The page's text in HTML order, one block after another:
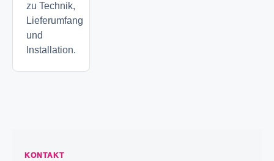
zu Technik,
Lieferumfang
und
Installation.
KONTAKT